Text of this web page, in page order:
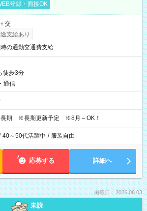
登録・面接OK
交
支給あり
の通勤交通費支給
徒歩3分
通信
長期 ※長期更新予定 ※8月～OK！
40～50代活躍中 / 服装自由
応募する 詳細へ
掲載日：2026.08.03
未読